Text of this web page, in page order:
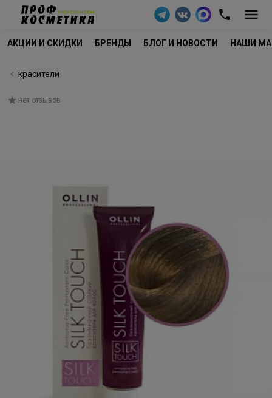
АКЦИИ И СКИДКИ БРЕНДЫ БЛОГ И НОВОСТИ НАШИ
красители
нет отзывов